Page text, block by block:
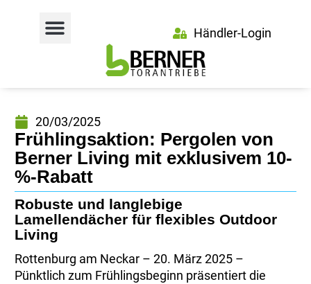
Händler-Login
20/03/2025
Frühlingsaktion: Pergolen von
Berner Living mit exklusivem 10-
%-Rabatt
Robuste und langlebige
Lamellendächer für flexibles Outdoor
Living
Rottenburg am Neckar – 20. März 2025 –
Pünktlich zum Frühlingsbeginn präsentiert die